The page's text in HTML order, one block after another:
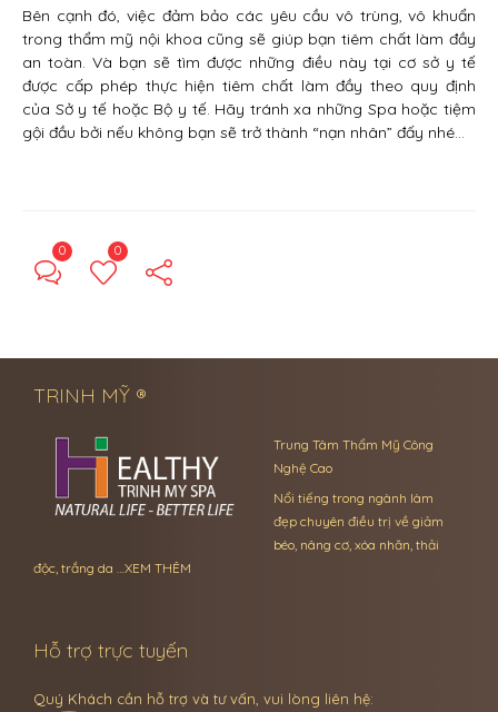
Bên cạnh đó, việc đảm bảo các yêu cầu vô trùng, vô khuẩn
trong thẩm mỹ nội khoa cũng sẽ giúp bạn tiêm chất làm đầy
an toàn. Và bạn sẽ tìm được những điều này tại cơ sở y tế
được cấp phép thực hiện tiêm chất làm đầy theo quy định
của Sở y tế hoặc Bộ y tế. Hãy tránh xa những Spa hoặc tiệm
gội đầu bởi nếu không bạn sẽ trở thành “nạn nhân” đấy nhé…
0 0
TRINH MỸ ®
Trung Tâm Thẩm Mỹ Công
Nghệ Cao
Nổi tiếng trong ngành làm
đẹp chuyên điều trị về giảm
béo, nâng cơ, xóa nhăn, thải
độc, trắng da …XEM THÊM
Hỗ trợ trực tuyến
Quý Khách cần hỗ trợ và tư vấn, vui lòng liên hệ: